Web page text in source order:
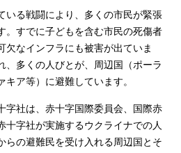
る戦闘により、多くの市民が緊張
。すでに子どもを含む市民の死傷者
欠なインフラにも被害が出ていま
、多くの人びとが、周辺国（ポーラ
ア等）に避難しています。
社は、赤十字国際委員会、国際赤
十字社が実施するウクライナでの人
らの避難民を受け入れる周辺国とそ